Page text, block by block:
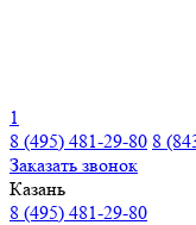
1
8 (495) 481-29-80 8
Заказать звонок
Казань
8 (495) 481-29-80